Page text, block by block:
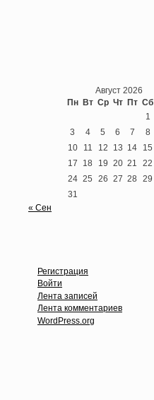
Август 2026
Пн Вт Ср Чт Пт Сб
1
3
4 5 6 7 8
10
11 12 13 14 15
17
18 19 20 21 22
24 25 26 27 28 29
31
« Сен
Регистрация
Войти
Лента записей
Лента комментариев
WordPress.org